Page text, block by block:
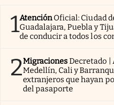
1AtenciónOficial: Ciudad
Guadalajara, Puebla y
de conducir a todos los
2MigracionesDecretado |
Medellín, Cali y
extranjeros que hayan
del pasaporte